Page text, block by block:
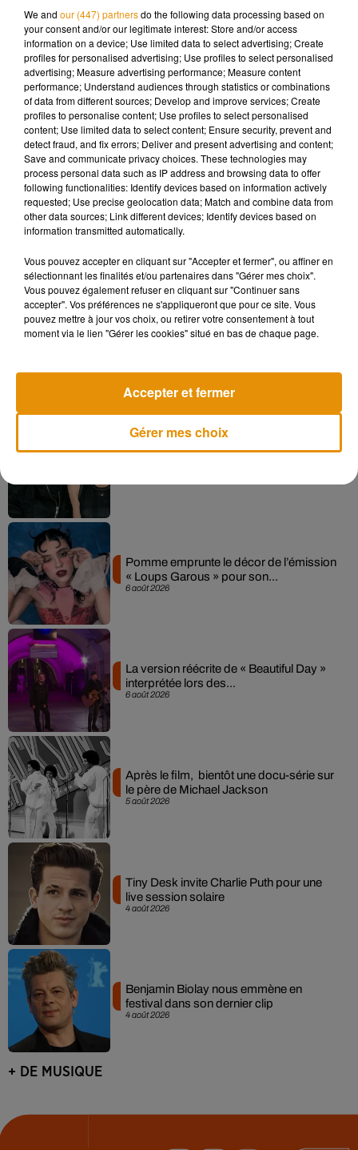
Plus récemment de nombreux signalements, ont été
effectués au sujet d’arnaques à la pitié. Le principe n’est pas
le même. Aussi appelée « arnaque à l’irlandaise » cette
technique redouble d’ingéniosité.
Une berline noire avec à son bord quatre personnes se
présentant comme irlandaises (un couple et leurs deux
enfants) se disent victimes d’un vol de papiers, de carte
bancaire et d’espèces.
Ils demandent ensuite de l’argent pour pouvoir payer un plein
d’essence pour aller jusqu’à Calais ou pour pouvoir prendre
le bateau pour se rendre en Irlande.
Les malfaiteurs promettent alors de rembourser très
rapidement les personnes qui les aident dès leur retour en
Irlande en leur remettant une carte avec leurs coordonnées.
Sauf qu’aucun remboursement n’est effectué.
Angèle et Amélie Lens dévoilent leur
6 août 2026
Pomme emprunte le décor de l’émission
« Loups Garous » pour son...
6 août 2026
La version réécrite de « Beautiful Day »
interprétée lors des...
5 août 2026
Après le film, bientôt une docu-série sur
le père de Michael Jackson
4 août 2026
Tiny Desk invite Charlie Puth pour une
live session solaire
4 août 2026
Benjamin Biolay nous emmène en
festival dans son dernier clip
+ DE MUSIQUE
We and our (447) partnersdo the following data processing based on
your consent and/or our legitimate interest: Store and/or access
information on a device; Use limited data to select advertising; Create
profiles for personalised advertising; Use profiles to select personalised
advertising; Measure advertising performance; Measure content
performance; Understand audiences through statistics or combinations
of data from different sources; Develop and improve services; Create
profiles to personalise content; Use profiles to select personalised
content; Use limited data to select content; Ensure security, prevent and
detect fraud, and fix errors; Deliver and present advertising and content;
Save and communicate privacy choices. These technologies may
process personal data such as IP address and browsing data to offer
following functionalities: Identify devices based on information actively
requested; Use precise geolocation data; Match and combine data from
other data sources; Link different devices; Identify devices based on
information transmitted automatically.
Vous pouvez accepter en cliquant sur "Accepter et fermer", ou affiner en
sélectionnant les finalités et/ou partenaires dans "Gérer mes choix".
Vous pouvez également refuser en cliquant sur "Continuer sans
accepter". Vos préférences ne s'appliqueront que pour ce site. Vous
pouvez mettre à jour vos choix, ou retirer votre consentement à tout
moment via le lien "Gérer les cookies" situé en bas de chaque page.
Gérer mes choix
Accepter et fermer